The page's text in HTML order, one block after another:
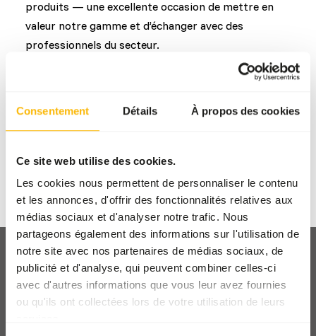
Consentement Détails À propos des cookies
Ce site web utilise des cookies.
Les cookies nous permettent de personnaliser le contenu
et les annonces, d'offrir des fonctionnalités relatives aux
médias sociaux et d'analyser notre trafic. Nous
partageons également des informations sur l'utilisation de
notre site avec nos partenaires de médias sociaux, de
publicité et d'analyse, qui peuvent combiner celles-ci
avec d'autres informations que vous leur avez fournies
ou qu'ils ont collectées lors de votre utilisation de leurs
Marieke Post
produits — une excellente occasion de mettre en
valeur notre gamme et d’échanger avec des
professionnels du secteur.
Enlèvement et livraison